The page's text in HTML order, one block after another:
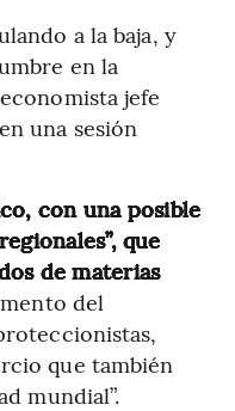
a la baja, y
en la
jefe
una sesión
con una posible
que
de materias
del
que también
mundial”.